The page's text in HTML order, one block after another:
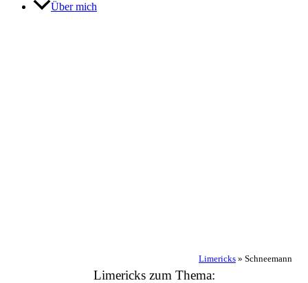
Über mich
Limericks » Schneemann
Limericks zum Thema: